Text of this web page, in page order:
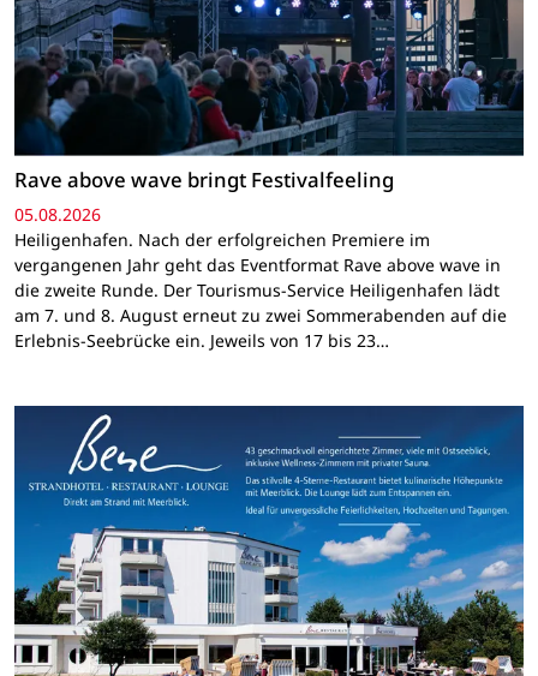
Rave above wave bringt Festivalfeeling
05.08.2026
Heiligenhafen. Nach der erfolgreichen Premiere im
vergangenen Jahr geht das Eventformat Rave above wave in
die zweite Runde. Der Tourismus-Service Heiligenhafen lädt
am 7. und 8. August erneut zu zwei Sommerabenden auf die
Erlebnis-Seebrücke ein. Jeweils von 17 bis 23…